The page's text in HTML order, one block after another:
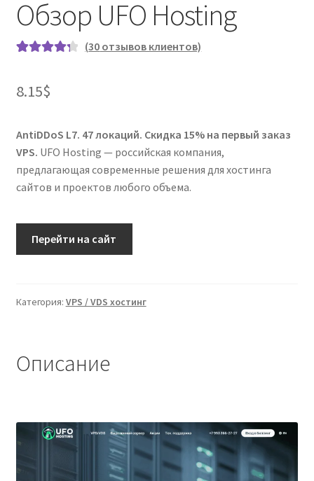
Обзор UFO Hosting
на основе
пользовате
ля
(30 отзывов клиентов)
8.15$
AntiDDoS L7. 47 локаций. Скидка 15% на первый заказ
VPS. UFO Hosting — российская компания,
предлагающая современные решения для хостинга
сайтов и проектов любого объема.
Перейти на сайт
Категория: VPS / VDS хостинг
Описание